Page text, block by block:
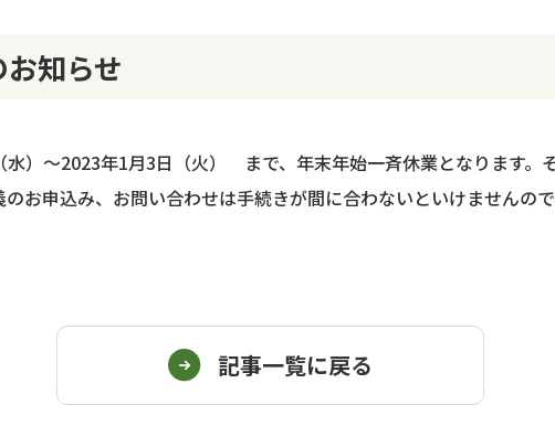
知らせ
）～2023年1月3日（火） まで、年末年始一斉休業となります。
お申込み、お問い合わせは手続きが間に合わないといけませんの
記事一覧に戻る